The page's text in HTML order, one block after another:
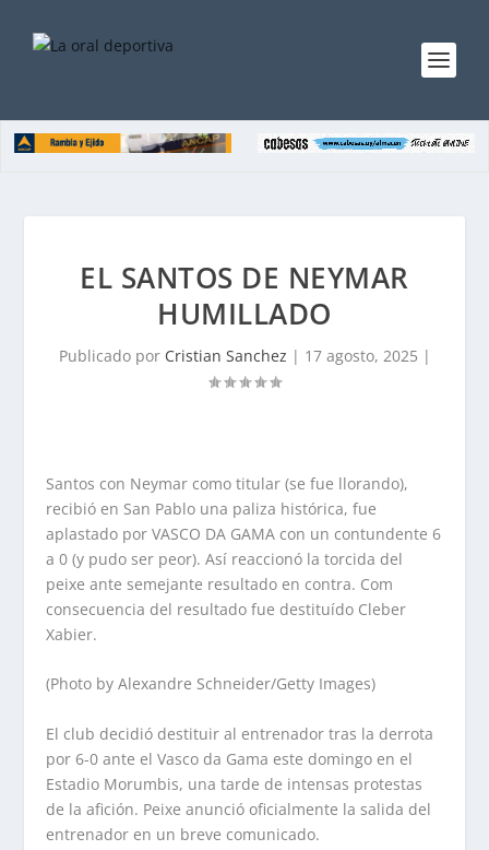
EL SANTOS DE NEYMAR
HUMILLADO
Publicado por Cristian Sanchez | 17 agosto, 2025 |
Santos con Neymar como titular (se fue llorando),
recibió en San Pablo una paliza histórica, fue
aplastado por VASCO DA GAMA con un contundente 6
a 0 (y pudo ser peor). Así reaccionó la torcida del
peixe ante semejante resultado en contra. Com
consecuencia del resultado fue destituído Cleber
Xabier.
(Photo by Alexandre Schneider/Getty Images)
El club decidió destituir al entrenador tras la derrota
por 6-0 ante el Vasco da Gama este domingo en el
Estadio Morumbis, una tarde de intensas protestas
de la afición. Peixe anunció oficialmente la salida del
entrenador en un breve comunicado.